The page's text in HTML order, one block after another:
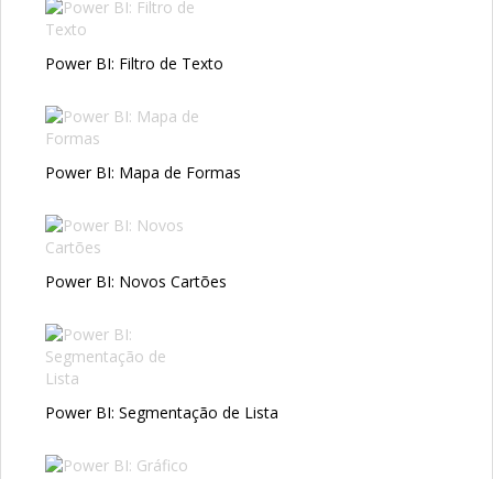
Power BI: Filtro de Texto
Power BI: Mapa de Formas
Power BI: Novos Cartões
Power BI: Segmentação de Lista